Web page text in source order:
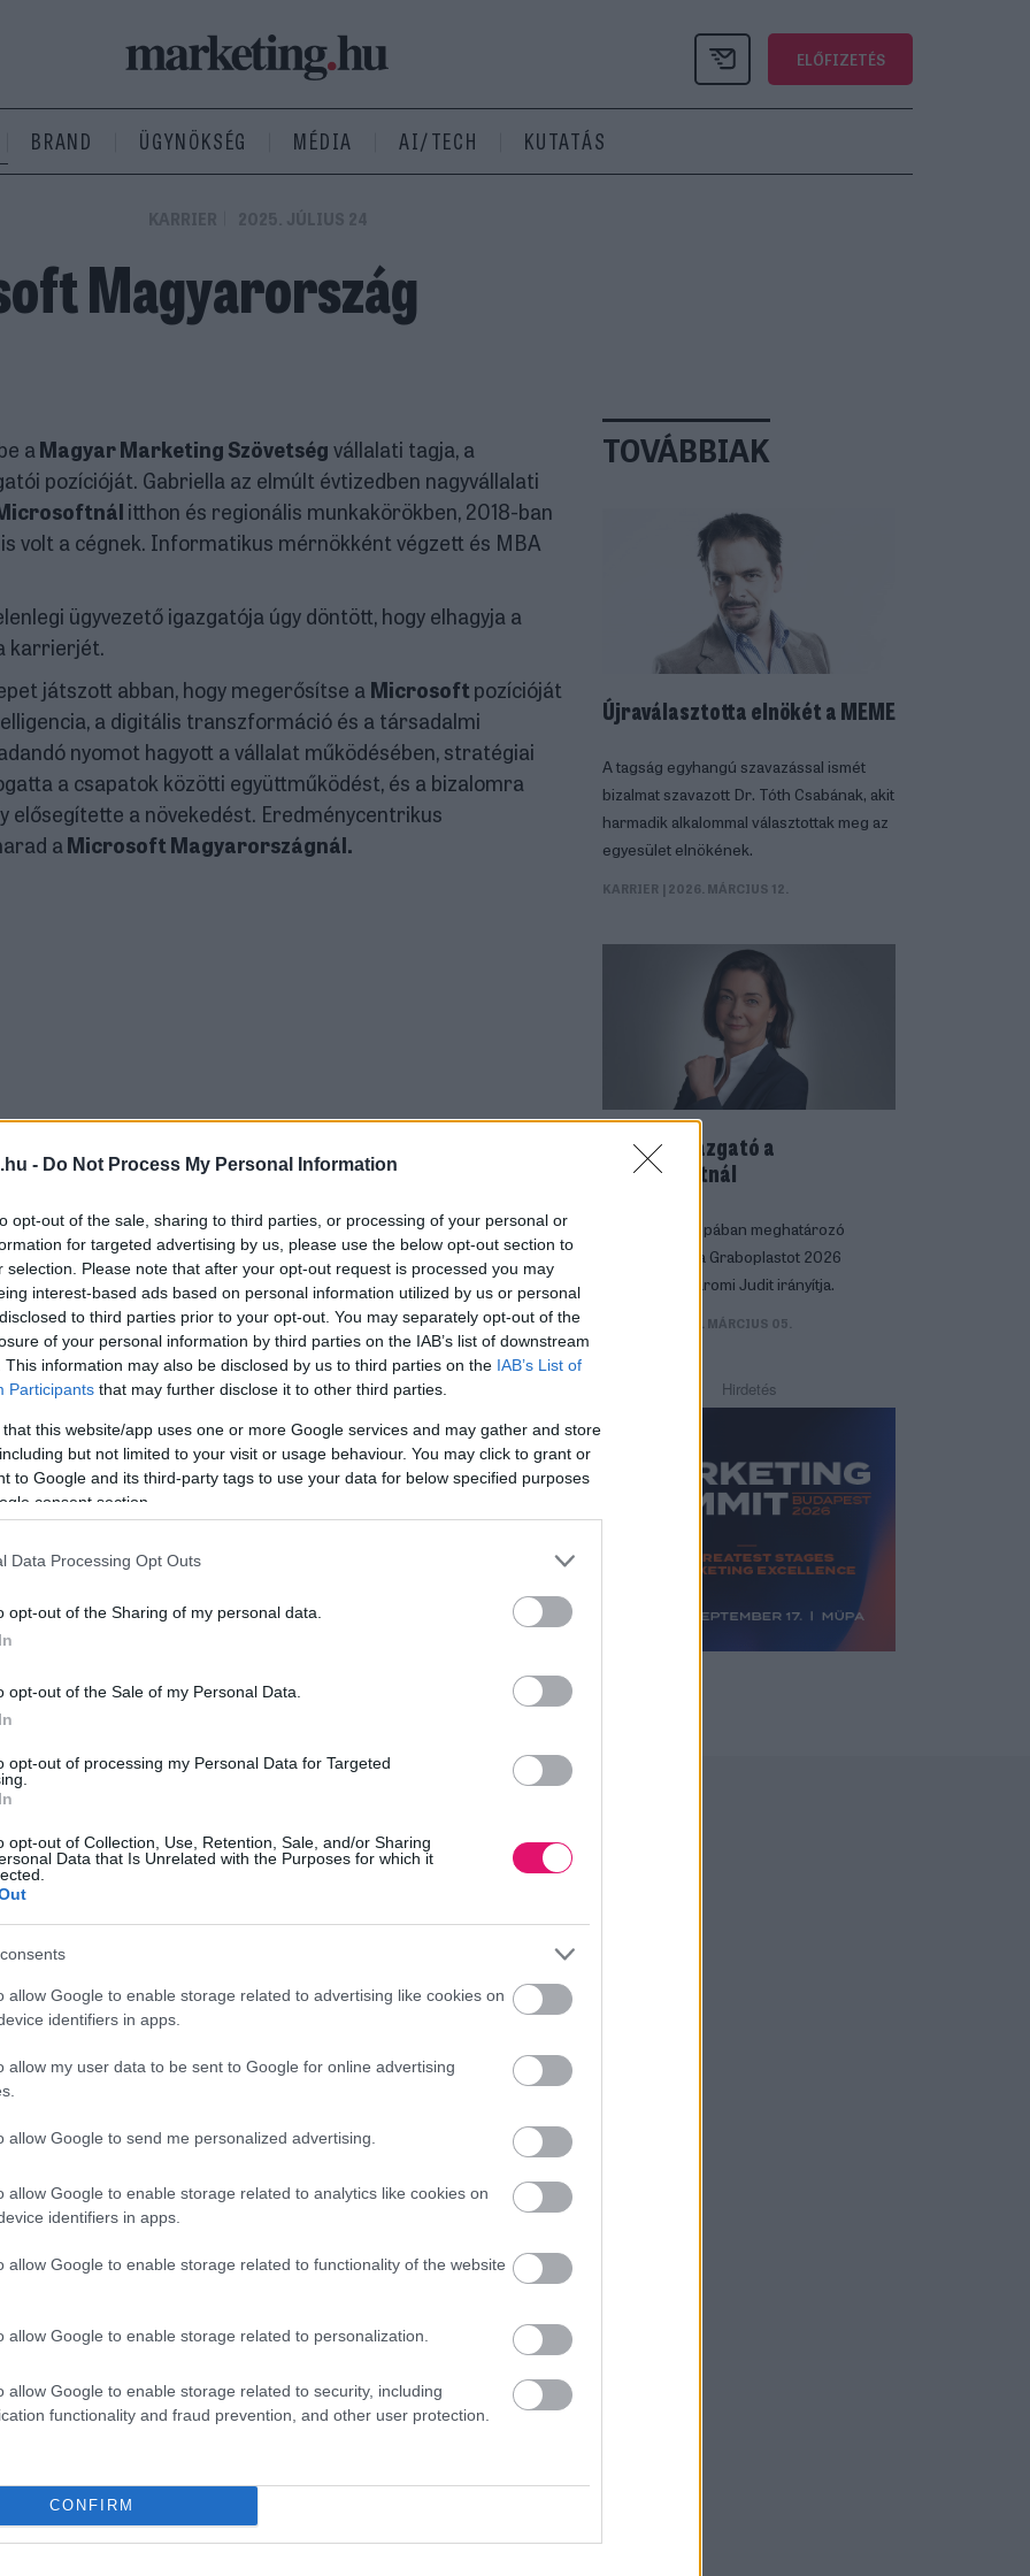
- Do Not Process My Personal Information
opt-out of the sale, sharing to third parties, or processing of your personal or
for targeted advertising by us, please use the below opt-out section to
selection. Please note that after your opt-out request is processed you may
interest-based ads based on personal information utilized by us or personal
to third parties prior to your opt-out. You may separately opt-out of the
of your personal information by third parties on the IAB’s list of downstream
This information may also be disclosed by us to third parties on the IAB’s List of
Participants that may further disclose it to other third parties.
that this website/app uses one or more Google services and may gather and store
but not limited to your visit or usage behaviour. You may click to grant or
to Google and its third-party tags to use your data for below specified purposes
consent section.
Data Processing Opt Outs
opt-out of the Sharing of my personal data.
opt-out of the Sale of my Personal Data.
opt-out of processing my Personal Data for Targeted
opt-out of Collection, Use, Retention, Sale, and/or Sharing
Data that Is Unrelated with the Purposes for which it
allow Google to enable storage related to advertising like cookies on
identifiers in apps.
allow my user data to be sent to Google for online advertising
allow Google to send me personalized advertising.
allow Google to enable storage related to analytics like cookies on
identifiers in apps.
allow Google to enable storage related to functionality of the website
allow Google to enable storage related to personalization.
allow Google to enable storage related to security, including
functionality and fraud prevention, and other user protection.
CONFIRM
ELŐFIZETÉS
BRAND ÜGYNÖKSÉG MÉDIA AI/TECH KUTATÁS
Magyarország
aMagyar Marketing Szövetségvállalati tagja, a
pozícióját. Gabriella az elmúlt évtizedben nagyvállalati
itthon és regionális munkakörökben, 2018-ban
volt a cégnek. Informatikus mérnökként végzett és MBA
ügyvezető igazgatója úgy döntött, hogy elhagyja a
karrierjét.
játszott abban, hogy megerősítse a Microsoftpozícióját
a digitális transzformáció és a társadalmi
nyomot hagyott a vállalat működésében, stratégiai
a csapatok közötti együttműködést, és a bizalomra
a növekedést. Eredménycentrikus
aMicrosoft Magyarországnál.
TOVÁBBIAK
Újraválasztotta elnökét a MEME
A tagság egyhangú szavazással ismét
bizalmat szavazott Dr. Tóth Csabának, akit
harmadik alkalommal választottak meg az
egyesület elnökének.
KARRIER | 2026. MÁRCIUS 12.
Új vezérigazgató a
Graboplastnál
A Közép-Európában meghatározó
padlógyártót, a Graboplastot 2026
márciusától Járomi Judit irányítja.
| 2026. MÁRCIUS 05.
Hirdetés
az
megszületett
Miklós is
szakember Hajdú Gáborral
azonban
a
második